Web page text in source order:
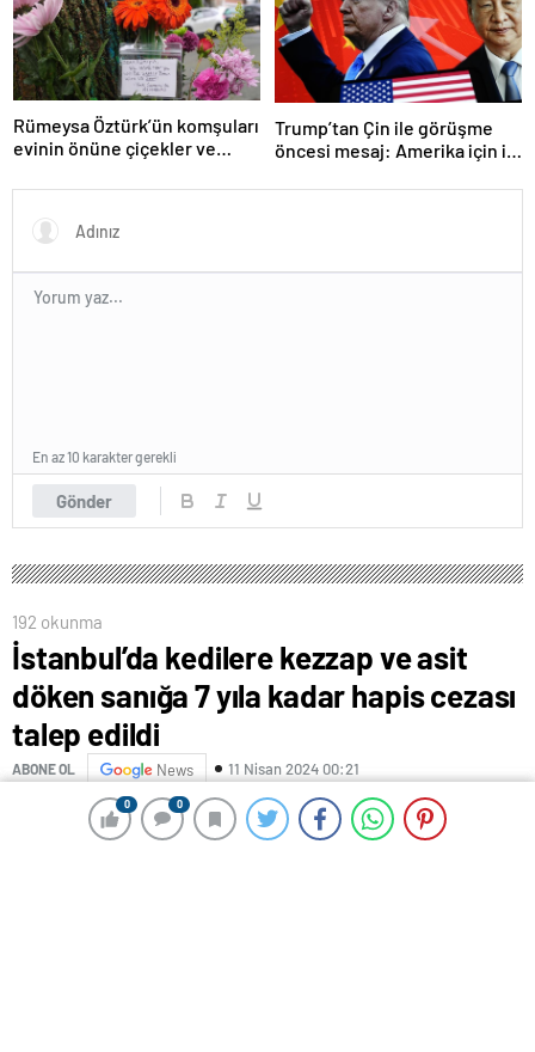
0 0
Rümeysa Öztürk’ün komşuları
evinin önüne çiçekler ve
Trump’tan Çin ile görüşme
öncesi mesaj: Amerika için iyi
Gönder
En az 10 karakter gerekli
192 okunma
İstanbul’da kedilere kezzap ve asit
döken sanığa 7 yıla kadar hapis cezası
talep edildi
ABONE OL News 11 Nisan 2024 00:21
0 0